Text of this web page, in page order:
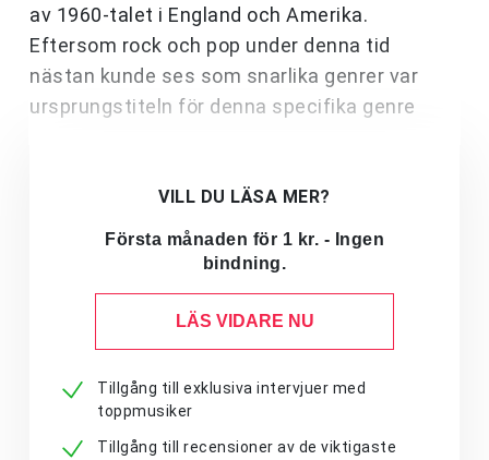
av 1960-talet i England och Amerika.
Eftersom rock och pop under denna tid
nästan kunde ses som snarlika genrer var
ursprungstiteln för denna specifika genre
VILL DU LÄSA MER?
Första månaden för 1 kr. - Ingen
bindning.
LÄS VIDARE NU
Tillgång till exklusiva intervjuer med
toppmusiker
Tillgång till recensioner av de viktigaste